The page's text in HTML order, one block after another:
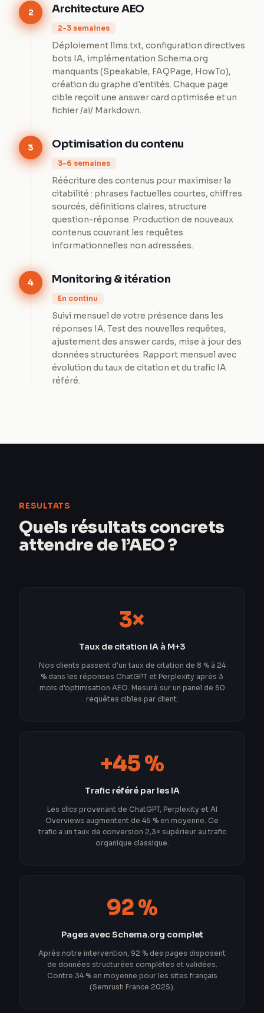
2 Architecture AEO
2-3 semaines
Déploiement llms.txt, configuration directives
bots IA, implémentation Schema.org
manquants (Speakable, FAQPage, HowTo),
création du graphe d'entités. Chaque page
cible reçoit une answer card optimisée et un
fichier /ai/ Markdown.
3 Optimisation du contenu
3-6 semaines
Réécriture des contenus pour maximiser la
citabilité : phrases factuelles courtes, chiffres
sourcés, définitions claires, structure
question-réponse. Production de nouveaux
contenus couvrant les requêtes
informationnelles non adressées.
4 Monitoring & itération
En continu
Suivi mensuel de votre présence dans les
réponses IA. Test des nouvelles requêtes,
ajustement des answer cards, mise à jour des
données structurées. Rapport mensuel avec
évolution du taux de citation et du trafic IA
référé.
RESULTATS
Quels résultats concrets
attendre de l’AEO ?
3×
Taux de citation IA à M+3
Nos clients passent d'un taux de citation de 8 % à 24
% dans les réponses ChatGPT et Perplexity après 3
mois d'optimisation AEO. Mesuré sur un panel de 50
requêtes cibles par client.
+45 %
Trafic référé par les IA
Les clics provenant de ChatGPT, Perplexity et AI
Overviews augmentent de 45 % en moyenne. Ce
trafic a un taux de conversion 2,3× supérieur au trafic
organique classique.
92 %
Pages avec Schema.org complet
Après notre intervention, 92 % des pages disposent
de données structurées complètes et validées.
Contre 34 % en moyenne pour les sites français
(Semrush France 2025).